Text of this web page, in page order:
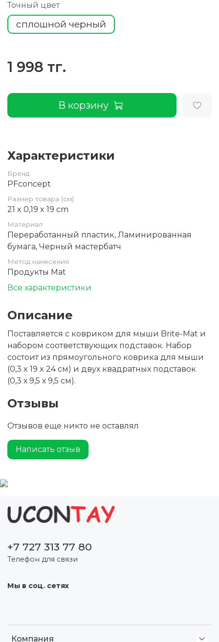
Точный цвет
сплошной черный
1 998 тг.
В корзину
Характеристики
Бренд
PFconcept
Размер товара (см)
21 x 0,19 x 19 cm
Материал
Переработанный пластик, Ламинированная
бумага, Черный мастербатч
Метод нанесения
Продукты Mat
Все характеристики
Описание
Поставляется с ковриком для мыши Brite-Mat и
набором соответствующих подставок. Набор
состоит из прямоугольного коврика для мыши
(0,3 x 19 x 24 см) и двух квадратных подставок
(0,3 х 9,5 х 9,5 см).
Отзывы
Отзывов еще никто не оставлял
Написать отзыв
Компания
+7 727 313 77 80
Телефон для связи
Мы в соц. сетях